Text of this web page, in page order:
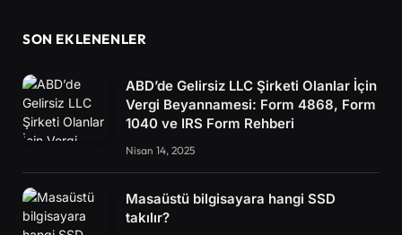
SON EKLENENLER
ABD’de Gelirsiz LLC Şirketi Olanlar İçin
Vergi Beyannamesi: Form 4868, Form
1040 ve IRS Form Rehberi
Nisan 14, 2025
Masaüstü bilgisayara hangi SSD
takılır?